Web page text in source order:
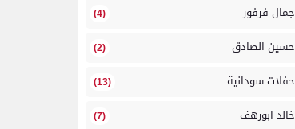
جمال فرفور (4)
حسين الصادق (2)
حفلات سودانية (13)
خالد ابورهف (7)